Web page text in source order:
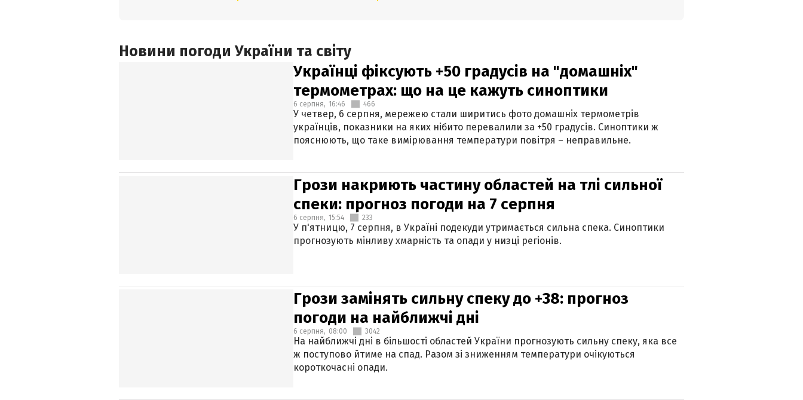
Новини погоди України та світу
Українці фіксують +50 градусів на "домашніх"
термометрах: що на це кажуть синоптики
6 серпня, 16:46 466
У четвер, 6 серпня, мережею стали ширитись фото домашніх термометрів
українців, показники на яких нібито перевалили за +50 градусів. Синоптики ж
пояснюють, що таке вимірювання температури повітря – неправильне.
Грози накриють частину областей на тлі сильної
спеки: прогноз погоди на 7 серпня
6 серпня, 15:54 233
У п'ятницю, 7 серпня, в Україні подекуди утримається сильна спека. Синоптики
прогнозують мінливу хмарність та опади у низці регіонів.
Грози замінять сильну спеку до +38: прогноз
погоди на найближчі дні
6 серпня, 08:00 3042
На найближчі дні в більшості областей України прогнозують сильну спеку, яка все
ж поступово йтиме на спад. Разом зі зниженням температури очікуються
короткочасні опади.